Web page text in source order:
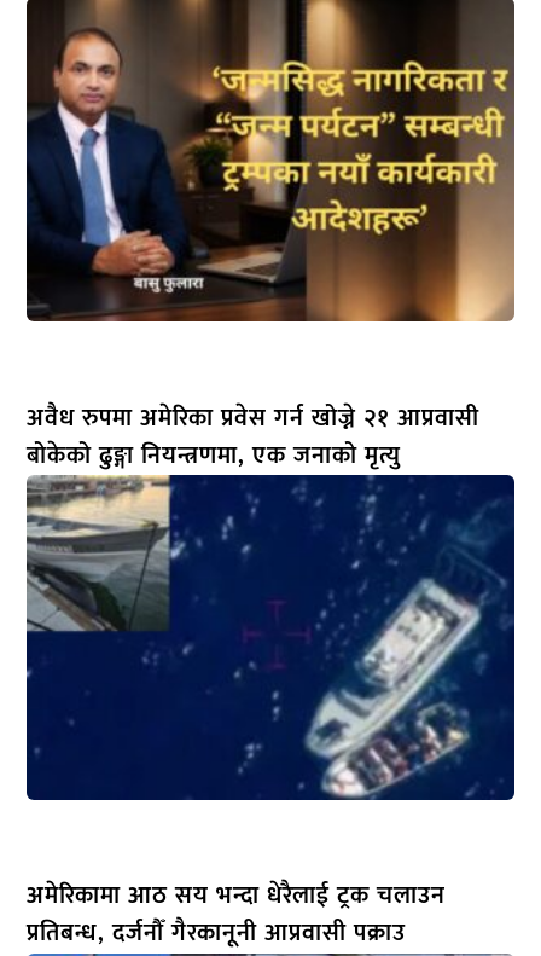
अवैध रुपमा अमेरिका प्रवेस गर्न खोज्ने २१ आप्रवासी
बोकेको ढुङ्गा नियन्त्रणमा, एक जनाको मृत्यु
अमेरिकामा आठ सय भन्दा धेरैलाई ट्रक चलाउन
प्रतिबन्ध, दर्जनौँ गैरकानूनी आप्रवासी पक्राउ